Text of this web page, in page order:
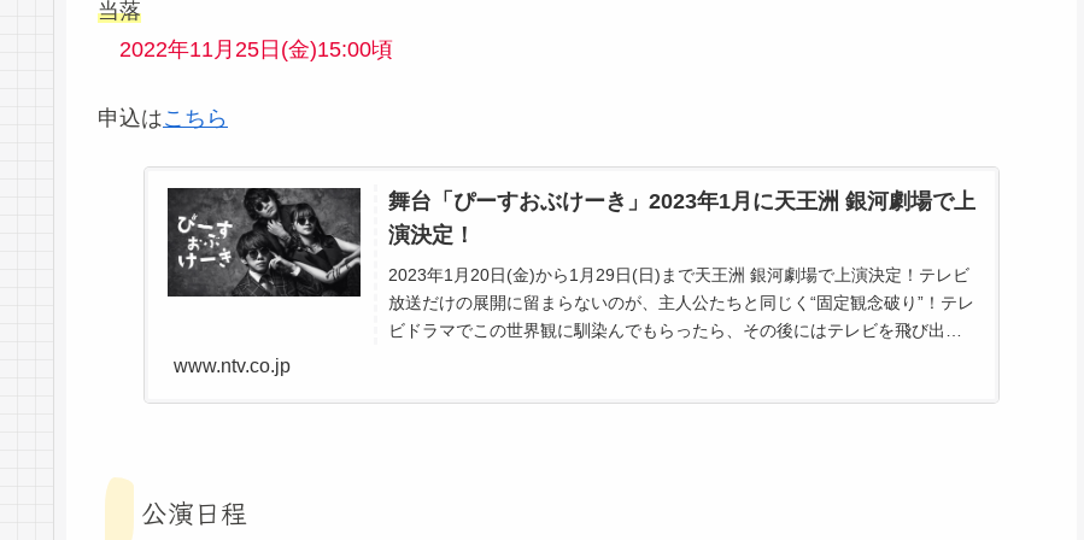
当落
2022年11月25日(金)15:00頃
申込はこちら
舞台「ぴーすおぶけーき」2023年1月に天王洲 銀河劇場で上
演決定！
2023年1月20日(金)から1月29日(日)まで天王洲 銀河劇場で上演決定！テレビ
放送だけの展開に留まらないのが、主人公たちと同じく“固定観念破り”！テレ
ビドラマでこの世界観に馴染んでもらったら、その後にはテレビを飛び出す
www.ntv.co.jp
公演日程